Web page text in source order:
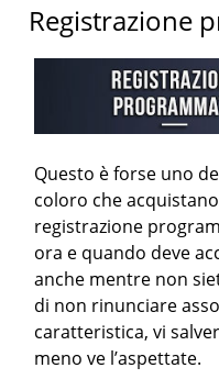
Registrazione
Questo è forse uno
coloro che
registrazione
ora e quando deve
anche mentre non
di non rinunciare
caratteristica, vi
meno ve l’aspettate.